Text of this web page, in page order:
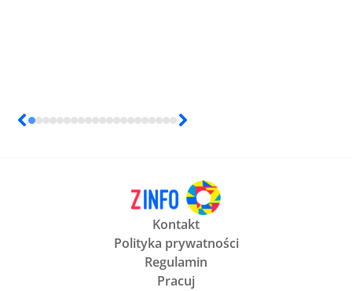
Kontakt
Polityka prywatności
Regulamin
Pracuj